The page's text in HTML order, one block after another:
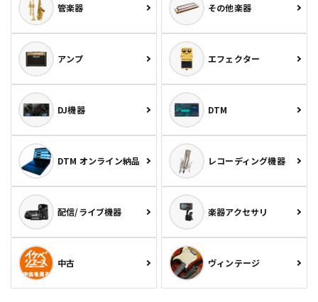
管楽器 その他楽器
アンプ エフェクター
DJ機器 DTM
DTM オンライン納品 レコーディング機器
配信/ライブ機器 楽器アクセサリ
中古 ヴィンテージ